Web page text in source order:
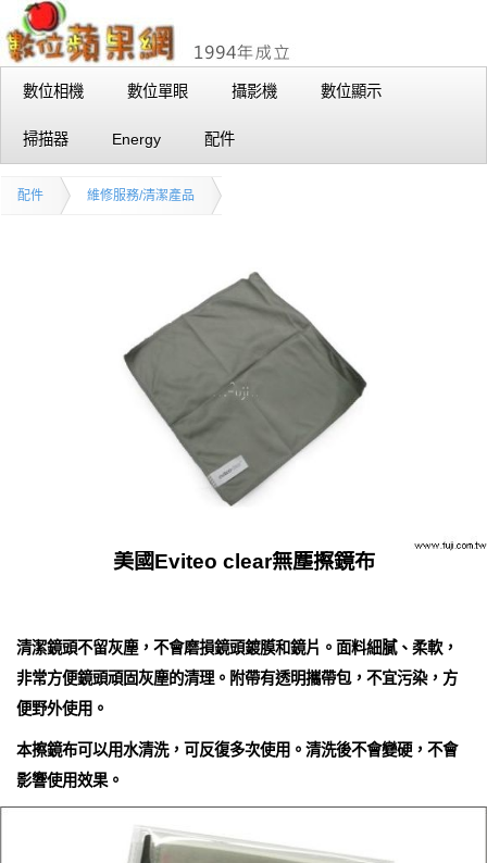
數位相機 數位單眼 攝影機 數位顯示
掃描器 Energy 配件
配件 維修服務/清潔產品
美國Eviteo clear無塵擦鏡布
清潔鏡頭不留灰塵，不會磨損鏡頭鍍膜和鏡片。面料細膩、柔軟，
非常方便鏡頭頑固灰塵的清理。附帶有透明攜帶包，不宜污染，方
便野外使用。
本擦鏡布可以用水清洗，可反復多次使用。清洗後不會變硬，不會
影響使用效果。